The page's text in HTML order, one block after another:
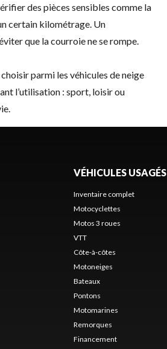
des pièces sensibles comme la
certain kilométrage. Un
que la courroie ne se rompe.
parmi les véhicules de neige
l’utilisation : sport, loisir ou
VÉHICULES USAGÉS
Inventaire complet
Motocyclettes
Motos 3 roues
VTT
Côte-à-côtes
Motoneiges
Bateaux
Pontons
Motomarines
Remorques
Financement